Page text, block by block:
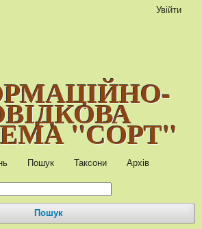
"СОРТ"
Пошук Таксони Архів
Пошук
Увійти